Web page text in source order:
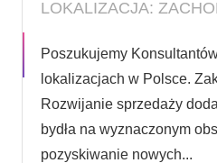
LOKALIZACJA:
Poszukujemy
lokalizacjach w Polsce.
Rozwijanie sprzedaży
bydła na wyznaczonym
pozyskiwanie nowych...